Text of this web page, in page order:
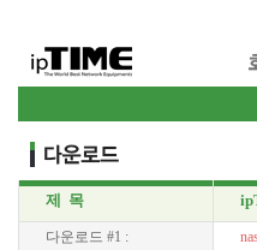
제 목
다운로드 #1 :